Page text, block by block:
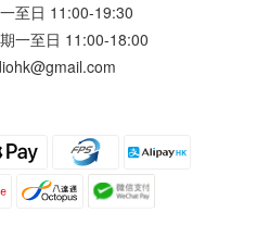
至日 11:00-19:30
一至日 11:00-18:00